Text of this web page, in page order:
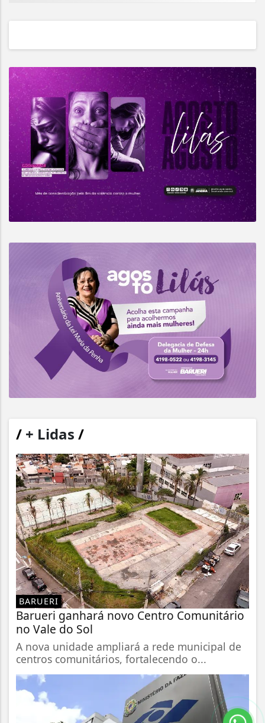
/ + Lidas /
BARUERI
Barueri ganhará novo Centro Comunitário
no Vale do Sol
A nova unidade ampliará a rede municipal de
centros comunitários, fortalecendo o...